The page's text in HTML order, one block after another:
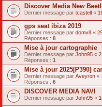
Discover Media New
Dernier message par tcastell «
gps seat ibiza 2019
Dernier message par domv8 «
Réponses : 8
Mise à jour cartographie
Dernier message par John95 «
Réponses : 1
Mise à jour 2025[P390]
Dernier message par Aveyron «
Réponses : 6
DISCOVER MEDIA NAVI
Dernier message par John95 «